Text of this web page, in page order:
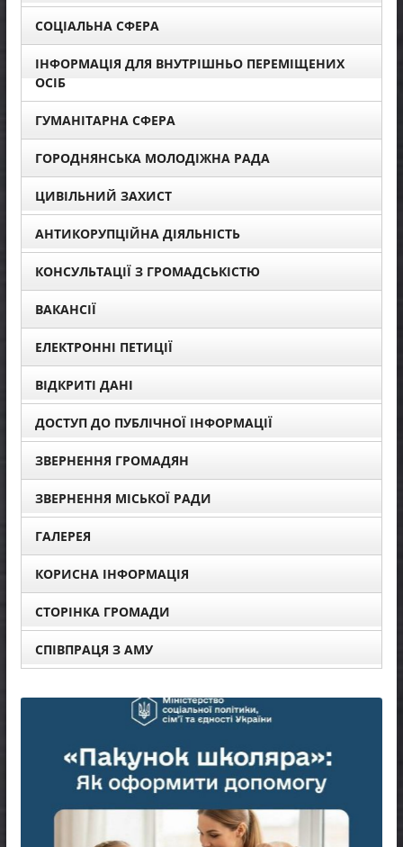
СОЦІАЛЬНА СФЕРА
ІНФОРМАЦІЯ ДЛЯ ВНУТРІШНЬО ПЕРЕМІЩЕНИХ
ОСІБ
ГУМАНІТАРНА СФЕРА
ГОРОДНЯНСЬКА МОЛОДІЖНА РАДА
ЦИВІЛЬНИЙ ЗАХИСТ
АНТИКОРУПЦІЙНА ДІЯЛЬНІСТЬ
КОНСУЛЬТАЦІЇ З ГРОМАДСЬКІСТЮ
ВАКАНСІЇ
ЕЛЕКТРОННІ ПЕТИЦІЇ
ВІДКРИТІ ДАНІ
ДОСТУП ДО ПУБЛІЧНОЇ ІНФОРМАЦІЇ
ЗВЕРНЕННЯ ГРОМАДЯН
ЗВЕРНЕННЯ МІСЬКОЇ РАДИ
ГАЛЕРЕЯ
КОРИСНА ІНФОРМАЦІЯ
СТОРІНКА ГРОМАДИ
СПІВПРАЦЯ З АМУ